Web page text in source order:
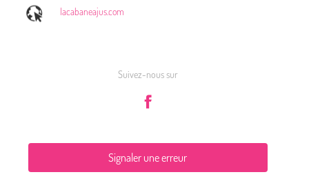
lacabaneajus.com
Suivez-nous sur
Signaler une erreur